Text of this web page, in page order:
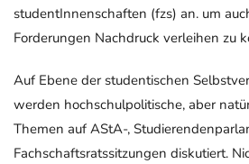
studentInnenschaften (fzs) an. um
Forderungen Nachdruck verleihen zu
Auf Ebene der studentischen
werden hochschulpolitische, aber
Themen auf AStA-,
Fachschaftsratssitzungen diskutiert.